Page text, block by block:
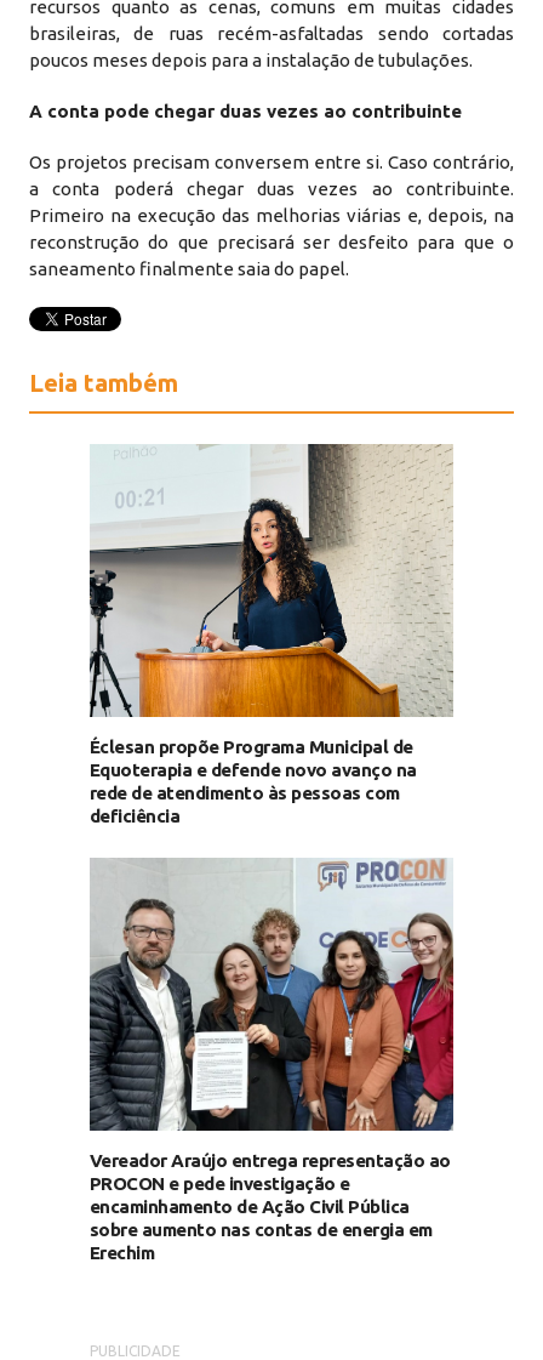
recursos quanto as cenas, comuns em muitas cidades
brasileiras, de ruas recém-asfaltadas sendo cortadas
poucos meses depois para a instalação de tubulações.
A conta pode chegar duas vezes ao contribuinte
Os projetos precisam conversem entre si. Caso contrário,
a conta poderá chegar duas vezes ao contribuinte.
Primeiro na execução das melhorias viárias e, depois, na
reconstrução do que precisará ser desfeito para que o
saneamento finalmente saia do papel.
Leia também
Éclesan propõe Programa Municipal de
Equoterapia e defende novo avanço na
rede de atendimento às pessoas com
deficiência
Vereador Araújo entrega representação ao
PROCON e pede investigação e
encaminhamento de Ação Civil Pública
sobre aumento nas contas de energia em
Erechim
PUBLICIDADE